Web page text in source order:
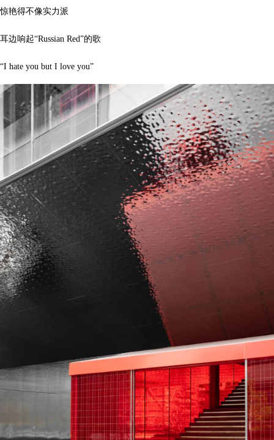
惊艳得不像实力派
耳边响起“Russian Red”的歌
“I hate you but I love you”